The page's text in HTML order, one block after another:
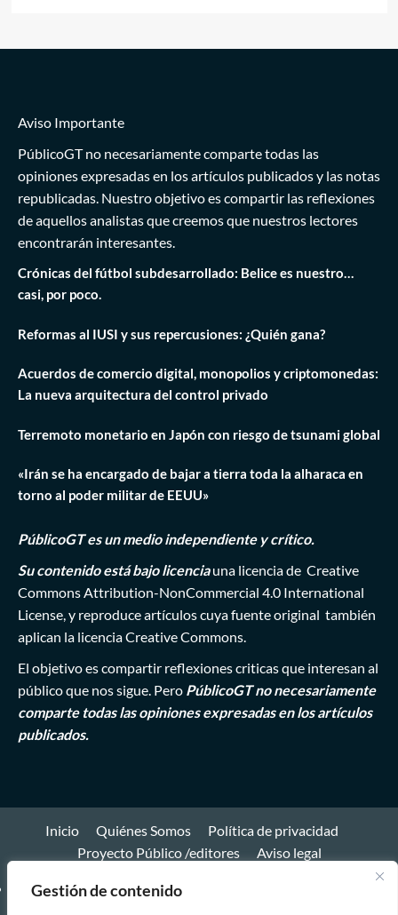
Gestión de contenido
Aviso Importante
PúblicoGT no necesariamente comparte todas las
opiniones expresadas en los artículos publicados y las notas
republicadas. Nuestro objetivo es compartir las reflexiones
de aquellos analistas que creemos que nuestros lectores
encontrarán interesantes.
Crónicas del fútbol subdesarrollado: Belice es nuestro…
casi, por poco.
Reformas al IUSI y sus repercusiones: ¿Quién gana?
Acuerdos de comercio digital, monopolios y criptomonedas:
La nueva arquitectura del control privado
Terremoto monetario en Japón con riesgo de tsunami global
«Irán se ha encargado de bajar a tierra toda la alharaca en
torno al poder militar de EEUU»
PúblicoGT es un medio independiente y crítico.
Su contenido está bajo licenciauna licencia de Creative
Commons Attribution-NonCommercial 4.0 International
License , y reproduce artículos cuya fuente original también
aplican la licencia Creative Commons.
El objetivo es compartir reflexiones criticas que interesan al
público que nos sigue. Pero PúblicoGT no necesariamente
comparte todas las opiniones expresadas en los artículos
publicados.
Inicio Quiénes Somos
Política de privacidad
Proyecto Público /editores
Aviso legal
Inicio